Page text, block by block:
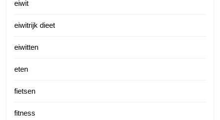
eiwit
eiwitrijk dieet
eiwitten
eten
fietsen
fitness